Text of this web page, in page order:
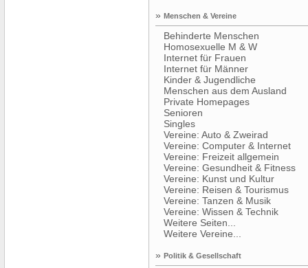
» Menschen & Vereine
Behinderte Menschen
Homosexuelle M & W
Internet für Frauen
Internet für Männer
Kinder & Jugendliche
Menschen aus dem Ausland
Private Homepages
Senioren
Singles
Vereine: Auto & Zweirad
Vereine: Computer & Internet
Vereine: Freizeit allgemein
Vereine: Gesundheit & Fitness
Vereine: Kunst und Kultur
Vereine: Reisen & Tourismus
Vereine: Tanzen & Musik
Vereine: Wissen & Technik
Weitere Seiten...
Weitere Vereine...
» Politik & Gesellschaft